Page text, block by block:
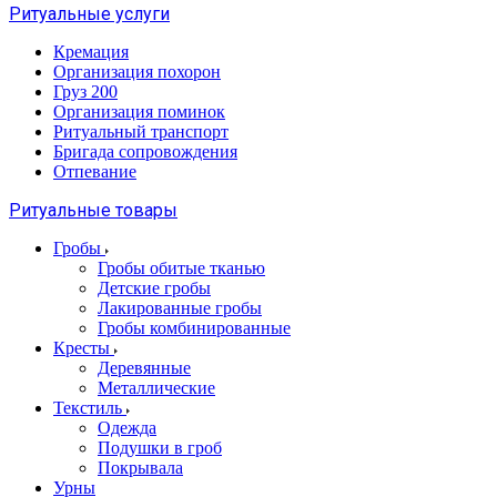
Ритуальные услуги
Кремация
Организация похорон
Груз 200
Организация поминок
Ритуальный транспорт
Бригада сопровождения
Отпевание
Ритуальные товары
Гробы
Гробы обитые тканью
Детские гробы
Лакированные гробы
Гробы комбинированные
Кресты
Деревянные
Металлические
Текстиль
Одежда
Подушки в гроб
Покрывала
Урны